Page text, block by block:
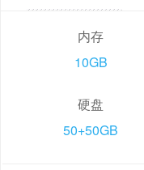
内存
10GB
硬盘
50+50GB